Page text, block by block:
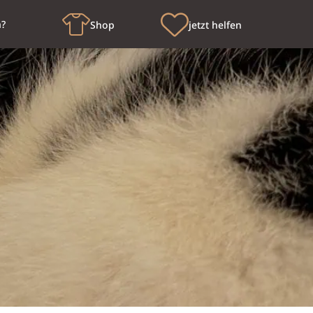
Shop jetzt helfen